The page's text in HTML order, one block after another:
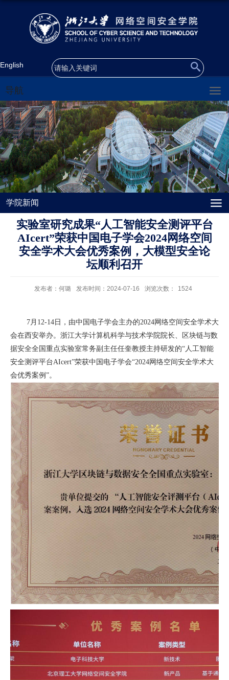
English
导航
学院新闻
实验室研究成果“人工智能安全测评平台
AIcert”荣获中国电子学会2024网络空间
安全学术大会优秀案例，大模型安全论
坛顺利召开
发布者：何璐 发布时间：2024-07-16 浏览次数： 1524
7月 12-14日，由中国电子学会主办的2024网络空间安全学术大
会在西安举办。浙江大学计算机科学与技术学院院长、区块链与数
据安全全国重点实验室常务副主任任奎教授主持研发的“人工智能
安全测评平台AIcert”荣获中国电子学会“2024网络空间安全学术大
会优秀案例”。